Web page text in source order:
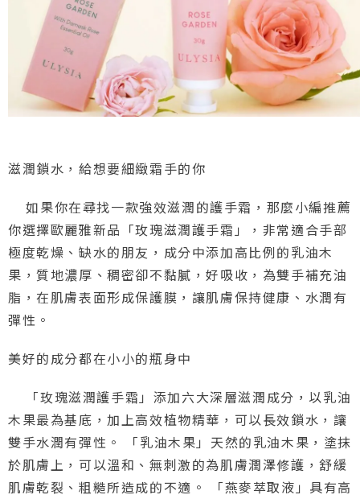
滋潤鎖水，給想要細緻霜手的你
如果你在尋找一款強效滋潤的護手霜，那麼小編推薦
你選擇歐麗雅新品「玫瑰滋潤護手霜」，非常適合手部
極度乾燥、缺水的朋友，成分中添加高比例的乳油木
果，質地濃厚、稠密卻不黏膩，好吸收，為雙手補充油
脂，在肌膚表面形成保護膜，讓肌膚保持健康、水潤有
彈性。
美好的成分都在小小的瓶身中
「玫瑰滋潤護手霜」添加六大深層滋潤成分，以乳油
木果最為基底，加上高效植物精華，可以長效鎖水，讓
雙手水潤有彈性。 「乳油木果」天然的乳油木果，塗抹
於肌膚上，可以溫和、無刺激的為肌膚潤澤修護，舒緩
肌膚乾裂、粗糙所造成的不適。 「燕麥萃取液」具有高